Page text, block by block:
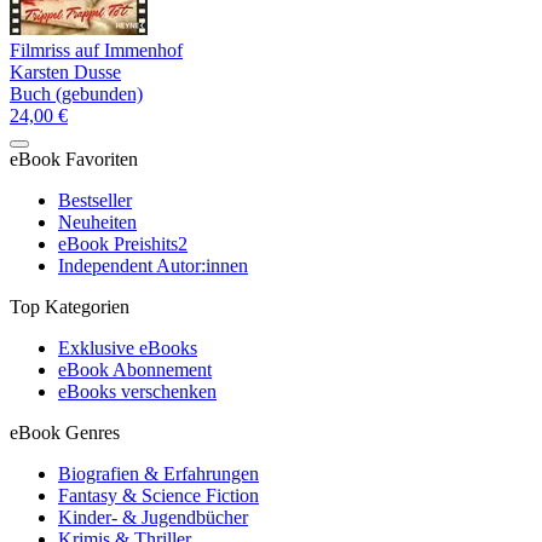
Filmriss auf Immenhof
Karsten Dusse
Buch (gebunden)
24,00 €
eBook Favoriten
Bestseller
Neuheiten
eBook Preishits2
Independent Autor:innen
Top Kategorien
Exklusive eBooks
eBook Abonnement
eBooks verschenken
eBook Genres
Biografien & Erfahrungen
Fantasy & Science Fiction
Kinder- & Jugendbücher